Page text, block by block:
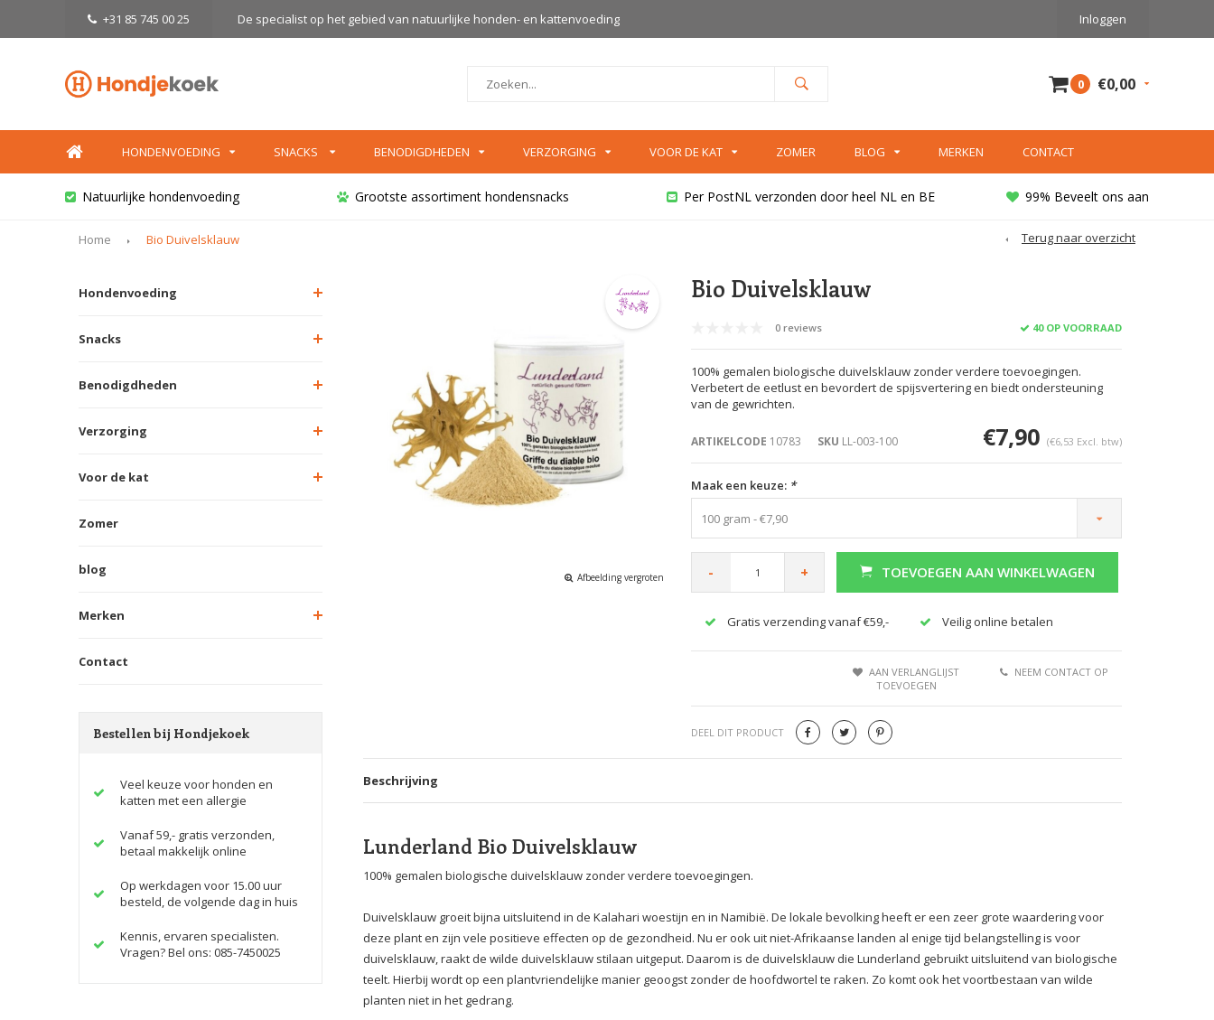
+31 85 745 00 25 De specialist op het gebied van natuurlijke honden- en kattenvoeding Inloggen
0 €0,00
HONDENVOEDING SNACKS BENODIGDHEDEN VERZORGING VOOR DE KAT ZOMER BLOG MERKEN CONTACT
Natuurlijke hondenvoeding Grootste assortiment hondensnacks Per PostNL verzonden door heel NL en BE 99% Beveelt ons aan
Home Bio Duivelsklauw Terug naar overzicht
Hondenvoeding
Snacks
Benodigdheden
Verzorging
Voor de kat
Zomer
blog
Merken
Contact
Bestellen bij Hondjekoek
Veel keuze voor honden en
katten met een allergie
Vanaf 59,- gratis verzonden,
betaal makkelijk online
Op werkdagen voor 15.00 uur
besteld, de volgende dag in huis
Kennis, ervaren specialisten.
Vragen? Bel ons: 085-7450025
Afbeelding vergroten
Bio Duivelsklauw
0 reviews 40 OP VOORRAAD
100% gemalen biologische duivelsklauw zonder verdere toevoegingen.
Verbetert de eetlust en bevordert de spijsvertering en biedt ondersteuning
van de gewrichten.
ARTIKELCODE 10783 SKU LL-003-100 €7,90 (€6,53 Excl. btw)
Maak een keuze: *
100 gram - €7,90
- + TOEVOEGEN AAN WINKELWAGEN
Gratis verzending vanaf €59,- Veilig online betalen
AAN VERLANGLIJST
TOEVOEGEN
NEEM CONTACT OP
DEEL DIT PRODUCT
Beschrijving
Lunderland Bio Duivelsklauw
100% gemalen biologische duivelsklauw zonder verdere toevoegingen.
Duivelsklauw groeit bijna uitsluitend in de Kalahari woestijn en in Namibië. De lokale bevolking heeft er een zeer grote waardering voor
deze plant en zijn vele positieve effecten op de gezondheid. Nu er ook uit niet-Afrikaanse landen al enige tijd belangstelling is voor
duivelsklauw, raakt de wilde duivelsklauw stilaan uitgeput. Daarom is de duivelsklauw die Lunderland gebruikt uitsluitend van biologische
teelt. Hierbij wordt op een plantvriendelijke manier geoogst zonder de hoofdwortel te raken. Zo komt ook het voortbestaan van wilde
planten niet in het gedrang.